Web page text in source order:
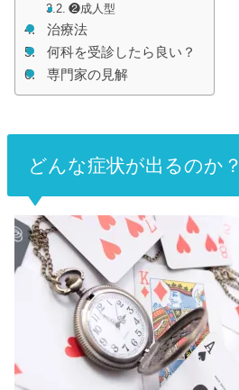
❷成人型
治療法
何科を受診したら良い？
専門家の見解
どんな症状が出るのか？